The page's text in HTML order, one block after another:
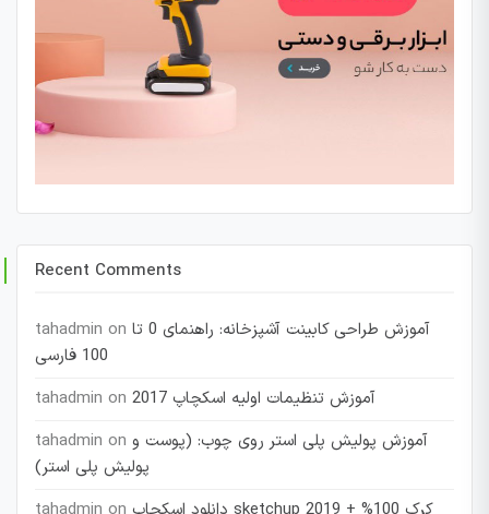
Recent Comments
tahadmin on آموزش طراحی کابینت آشپزخانه: راهنمای 0 تا
100 فارسی
tahadmin on
آموزش تنظیمات اولیه اسکچاپ 2017
tahadmin on آموزش پولیش پلی استر روی چوب: (پوست و
پولیش پلی استر)